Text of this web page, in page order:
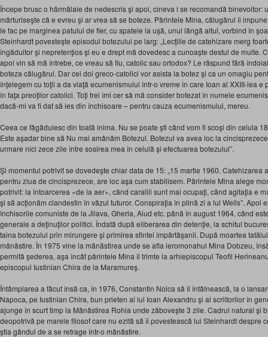
Începe brusc o hărmălaie de nedescris şi apoi, cineva i se recomandă binevoitor:
mărturiseşte că e evreu şi ar vrea să se boteze. Părintele Mina, călugărul îi
le fac pe marginea patului de fier, cu spatele la uşă, unul lângă altul, vorbind în
Steinhardt povesteşte episodul botezului pe larg: „Lecţiile de catehizare merg
îngăduitor şi nepretenţios şi eu e drept mă dovedesc a cunoaşte destul de multe.
apoi vin să mă întrebe, ce vreau să fiu, catolic sau ortodox? Le răspund fără
boteza călugărul. Dar cei doi greco-catolici vor asista la botez şi ca un omagiu
înţelegem cu toţii a da viaţă ecumenismului într-o vreme în care Ioan al XXIII-lea e
în faţa preoţilor catolici. Toţi trei îmi cer să mă consider botezat în numele
dacă-mi va fi dat să ies din închisoare – pentru cauza ecumenismului, mereu.
Ceea ce făgăduiesc din toată inima. Nu se poate şti când vom fi scoşi din celula
Este aşadar bine să Nu mai amânăm Botezul. Botezul va avea loc la
urmare nici zece zile între sosirea mea în celulă şi efectuarea botezului”.
Şi momentul potrivit se dovedeşte chiar data de 15: „15 martie 1960. Catehizarea
pentru ziua de cincisprezece, are loc aşa cum stabilisem. Părintele Mina alege
potrivit: la întoarcerea «de la aer», când caraliii sunt mai ocupaţi, când agitaţia e
şi să acţionăm clandestin în văzul tuturor. Conspiraţia în plină zi a lui Wells”. Apoi
închisorile comuniste de la Jilava, Gherla, Aiud etc. până în august 1964, când
generale a deţinuţilor politici. Îndată după eliberarea din detenţie, la schitul
taina botezului prin mirungere şi primirea sfintei împărtăşanii. După moartea
mănăstire. În 1975 vine la mănăstirea unde se afla ieromonahul Mina Dobzeu,
permită şederea, aşa încât părintele Mina îl trimte la arhiepiscopul Teofil
episcopul Iustinian Chira de la Maramureş.
Întâmplarea a făcut însă ca, în 1976, Constantin Noica să îl întâlnească, la o
Napoca, pe Iustinian Chira, bun prieten al lui Ioan Alexandru şi al scriitorilor în
ajunge în scurt timp la Mănăstirea Rohia unde zăboveşte 3 zile. Cadrul natural şi
deopotrivă pe marele filosof care nu ezită să îi povestească lui Steinhardt despre
ştia gândul de a se retrage într-o mănăstire.